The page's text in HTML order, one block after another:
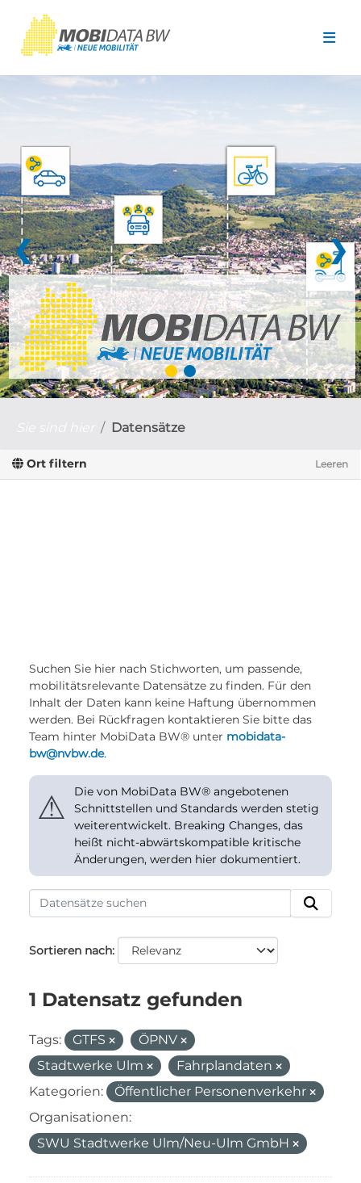
❮ ❯
Datensätze
Ort filtern Leeren
Suchen Sie hier nach Stichworten, um passende,
mobilitätsrelevante Datensätze zu finden. Für den
Inhalt der Daten kann keine Haftung übernommen
werden. Bei Rückfragen kontaktieren Sie bitte das
Team hinter MobiData BW® unter mobidata-
bw@nvbw.de.
⚠
Die von MobiData BW® angebotenen
Schnittstellen und Standards werden stetig
weiterentwickelt. Breaking Changes, das
heißt nicht-abwärtskompatible kritische
Änderungen, werden hier dokumentiert.
Sortieren nach
1 Datensatz gefunden
Tags: GTFS
ÖPNV
Stadtwerke Ulm
Fahrplandaten
Kategorien:
Öffentlicher Personenverkehr
Organisationen:
SWU Stadtwerke Ulm/Neu-Ulm GmbH